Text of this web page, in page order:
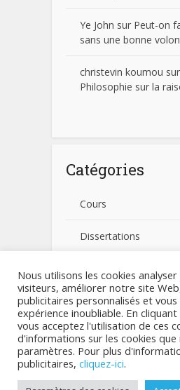
Ye John sur Peut-on
sans une bonne
christevin koumou sur
Philosophie sur la
Catégories
Cours
Dissertations
Non classé
Copyright © 2026.TouteLaPhilo.com
Dissertations Fiches pratiques
Nous utilisons les cookies
visiteurs, améliorer notre site
publicitaires personnalisés et vous
expérience inoubliable. En
vous acceptez l'utilisation de ces
d'informations sur les cookies que
paramètres. Pour plus
publicitaires, cliquez-ici.